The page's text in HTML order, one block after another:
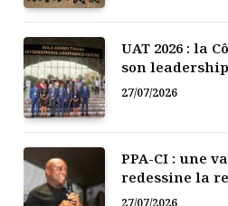
UAT 2026 : la
son
Afrique
27/07/2026
PPA-CI : une
redessine la
politique
27/07/2026